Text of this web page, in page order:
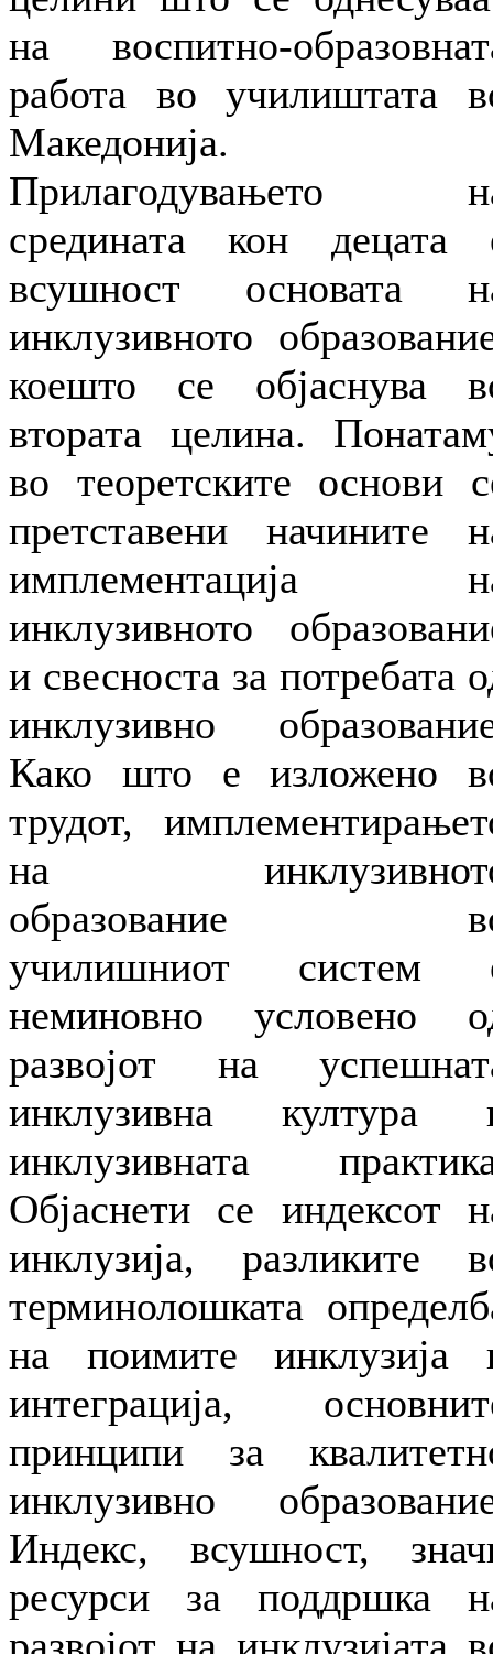
на воспитно-
работа во училиштата
Македонија.
Прилагодувањето
средината кон децата
всушност основата
инклузивното
коешто се објаснува
втората целина.
во теоретските основи
претставени начините
имплементација
инклузивното
и свесноста за потребата
инклузивно
Како што е изложено
трудот,
на
образование
училишниот систем
неминовно условено
развојот на
инклузивна култура
инклузивната
Објаснети се индексот
инклузија, разликите
терминолошката
на поимите инклузија
интеграција,
принципи за
инклузивно
Индекс, всушност,
ресурси за поддршка